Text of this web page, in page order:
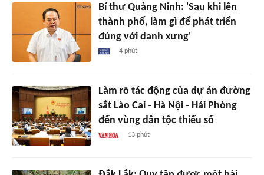
Bí thư Quảng Ninh: 'Sau khi lên
thành phố, làm gì để phát triển
đúng với danh xưng'
4 phút
Làm rõ tác động của dự án đường
sắt Lào Cai - Hà Nội - Hải Phòng
đến vùng dân tộc thiểu số
13 phút